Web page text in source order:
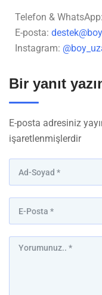
Telefon & WhatsApp:
E-posta:
Instagram:
Bir yanıt
E-posta adresiniz
işaretlenmişlerdir